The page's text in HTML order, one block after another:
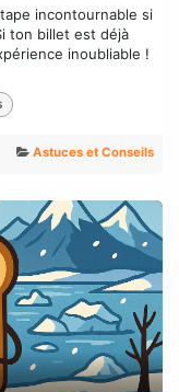
incontournable si
ton billet est déjà
inoubliable !
Astuces et Conseils